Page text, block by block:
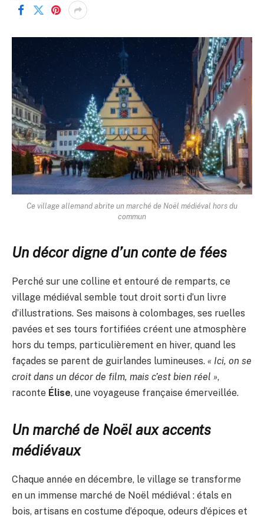
Ce village allemand abrite un marché de Noël médiéval hors du
commun
Un décor digne d’un conte de fées
Perché sur une colline et entouré de remparts, ce
village médiéval semble tout droit sorti d’un livre
d’illustrations. Ses maisons à colombages, ses ruelles
pavées et ses tours fortifiées créent une atmosphère
hors du temps, particulièrement en hiver, quand les
façades se parent de guirlandes lumineuses. « Ici, on se
croit dans un décor de film, mais c’est bien réel »,
raconte Élise, une voyageuse française émerveillée.
Un marché de Noël aux accents
médiévaux
Chaque année en décembre, le village se transforme
en un immense marché de Noël médiéval : étals en
bois, artisans en costume d’époque, odeurs d’épices et